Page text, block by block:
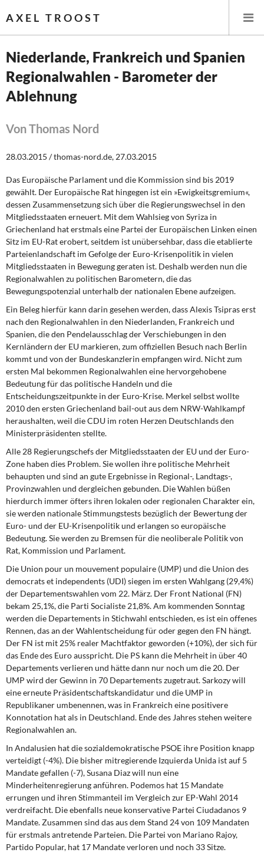
AXEL TROOST
Startseite
Leitlinien linker Wirtschafts- und Finanzpolitik
Wirtschaftspolitik
Steuer- und Finanzpolitik
Öffentliche Infrastruktur und Daseinsvorsorge
Eurokrise und Griechenland
DIE LINKE
Weitere Themen
Memo-Gruppe
Institut Solidarische Moderne
Rosa-Luxemburg-Stiftung
Über mich
Niederlande, Frankreich und Spanien
Regionalwahlen - Barometer der
Ablehnung
Von Thomas Nord
28.03.2015 / thomas-nord.de, 27.03.2015
Das Europäische Parlament und die Kommission sind bis 2019
gewählt. Der Europäische Rat hingegen ist ein »Ewigkeitsgremium«,
dessen Zusammensetzung sich über die Regierungswechsel in den
Mitgliedsstaaten erneuert. Mit dem Wahlsieg von Syriza in
Griechenland hat erstmals eine Partei der Europäischen Linken einen
Sitz im EU-Rat erobert, seitdem ist unübersehbar, dass die etablierte
Parteienlandschaft im Gefolge der Euro-Krisenpolitik in vielen
Mitgliedsstaaten in Bewegung geraten ist. Deshalb werden nun die
Regionalwahlen zu politischen Barometern, die das
Bewegungspotenzial unterhalb der nationalen Ebene aufzeigen.
Ein Beleg hierfür kann darin gesehen werden, dass Alexis Tsipras erst
nach den Regionalwahlen in den Niederlanden, Frankreich und
Spanien, die den Pendelausschlag der Verschiebungen in den
Kernländern der EU markieren, zum offiziellen Besuch nach Berlin
kommt und von der Bundeskanzlerin empfangen wird. Nicht zum
ersten Mal bekommen Regionalwahlen eine hervorgehobene
Bedeutung für das politische Handeln und die
Entscheidungszeitpunkte in der Euro-Krise. Merkel selbst wollte
2010 den ersten Griechenland bail-out aus dem NRW-Wahlkampf
heraushalten, weil die CDU im roten Herzen Deutschlands den
Ministerpräsidenten stellte.
Alle 28 Regierungschefs der Mitgliedsstaaten der EU und der Euro-
Zone haben dies Problem. Sie wollen ihre politische Mehrheit
behaupten und sind an gute Ergebnisse in Regional-, Landtags-,
Provinzwahlen und dergleichen gebunden. Die Wahlen büßen
hierdurch immer öfters ihren lokalen oder regionalen Charakter ein,
sie werden nationale Stimmungstests bezüglich der Bewertung der
Euro- und der EU-Krisenpolitik und erlangen so europäische
Bedeutung. Sie werden zu Bremsen für die neoliberale Politik von
Rat, Kommission und Parlament.
Die Union pour un mouvement populaire (UMP) und die Union des
democrats et independents (UDI) siegen im ersten Wahlgang (29,4%)
der Departementswahlen vom 22. März. Der Front National (FN)
bekam 25,1%, die Parti Socialiste 21,8%. Am kommenden Sonntag
werden die Departements in Stichwahl entschieden, es ist ein offenes
Rennen, das an der Wahlentscheidung für oder gegen den FN hängt.
Der FN ist mit 25% realer Machtfaktor geworden (+10%), der sich für
das Ende des Euro ausspricht. Die PS kann die Mehrheit in über 40
Departements verlieren und hätte dann nur noch um die 20. Der
UMP wird der Gewinn in 70 Departements zugetraut. Sarkozy will
eine erneute Präsidentschaftskandidatur und die UMP in
Republikaner umbenennen, was in Frankreich eine positivere
Konnotation hat als in Deutschland. Ende des Jahres stehen weitere
Regionalwahlen an.
In Andalusien hat die sozialdemokratische PSOE ihre Position knapp
verteidigt (-4%). Die bisher mitregierende Izquierda Unida ist auf 5
Mandate gefallen (-7), Susana Diaz will nun eine
Minderheitenregierung anführen. Podemos hat 15 Mandate
errungen und ihren Stimmanteil im Vergleich zur EP-Wahl 2014
verdreifacht. Die ebenfalls neue konservative Partei Ciudadanos 9
Mandate. Zusammen sind das aus dem Stand 24 von 109 Mandaten
für erstmals antretende Parteien. Die Partei von Mariano Rajoy,
Partido Popular, hat 17 Mandate verloren und noch 33 Sitze.